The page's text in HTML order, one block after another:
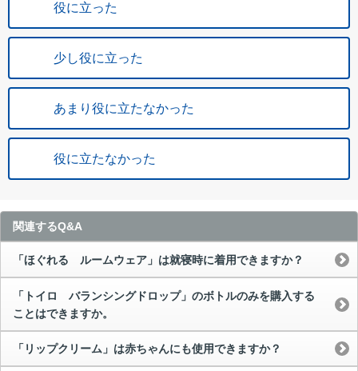
役に立った
少し役に立った
あまり役に立たなかった
役に立たなかった
関連するQ&A
「ほぐれる ルームウェア」は就寝時に着用できますか？
「トイロ バランシングドロップ」のボトルのみを購入する
ことはできますか。
「リップクリーム」は赤ちゃんにも使用できますか？